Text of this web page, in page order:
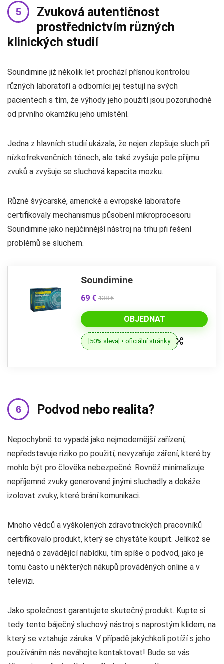
Zvuková autentičnost
prostřednictvím různých
klinických studií
Soundimine již několik let prochází přísnou kontrolou
různých laboratoří a odborníci jej testují na svých
pacientech s tím, že výhody jeho použití jsou pozoruhodné
od prvního okamžiku jeho umístění.
Jedna z hlavních studií ukázala, že nejen zlepšuje sluch při
nízkofrekvenčních tónech, ale také zvyšuje pole příjmu
zvuků a zvyšuje se sluchová kapacita mozku.
Různé švýcarské, americké a evropské laboratoře
certifikovaly mechanismus působení mikroprocesoru
Soundimine jako nejúčinnější nástroj na trhu při řešení
problémů se sluchem.
Soundimine
69 € 138 €
OBJEDNAT
[50% sleva] • oficiální stránky
Podvod nebo realita?
Nepochybně to vypadá jako nejmodernější zařízení,
nepředstavuje riziko po použití, nevyzařuje záření, které by
mohlo být pro člověka nebezpečné. Rovněž minimalizuje
nepříjemné zvuky generované jinými sluchadly a dokáže
izolovat zvuky, které brání komunikaci.
Mnoho vědců a vyškolených zdravotnických pracovníků
certifikovalo produkt, který se chystáte koupit. Jelikož se
nejedná o zavádějící nabídku, tím spíše o podvod, jako je
tomu často u některých nákupů prováděných online a v
televizi.
Jako společnost garantujete skutečný produkt. Kupte si
tedy tento báječný sluchový nástroj s naprostým klidem, na
který se vztahuje záruka. V případě jakýchkoli potíží s jeho
používáním nás neváhejte kontaktovat! Bude se vás